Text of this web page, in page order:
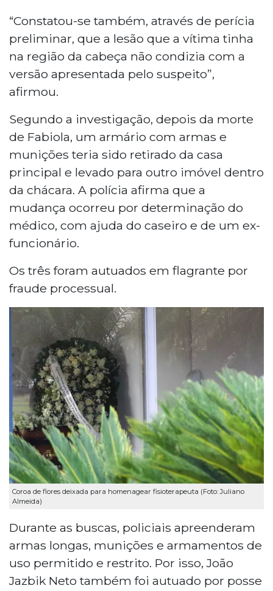
“Constatou-se também, através de perícia
preliminar, que a lesão que a vítima tinha
na região da cabeça não condizia com a
versão apresentada pelo suspeito”,
afirmou.
Segundo a investigação, depois da morte
de Fabiola, um armário com armas e
munições teria sido retirado da casa
principal e levado para outro imóvel dentro
da chácara. A polícia afirma que a
mudança ocorreu por determinação do
médico, com ajuda do caseiro e de um ex-
funcionário.
Os três foram autuados em flagrante por
fraude processual.
Coroa de flores deixada para homenagear fisioterapeuta (Foto: Juliano
Almeida)
Durante as buscas, policiais apreenderam
armas longas, munições e armamentos de
uso permitido e restrito. Por isso, João
Jazbik Neto também foi autuado por posse